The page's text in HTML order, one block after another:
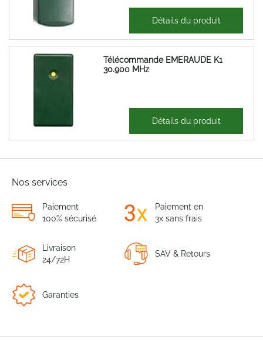
35,65 €
29,71 € Détails du produit
Télécommande EMERAUDE K1
30.900 MHz
34,41 €
Détails du produit
Nos services
Paiement
100% sécurisé
Paiement en
3x sans frais
Livraison
24/72H
SAV & Retours
Garanties